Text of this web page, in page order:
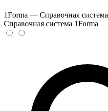
1Forma — Справочная система
Справочная система 1Forma